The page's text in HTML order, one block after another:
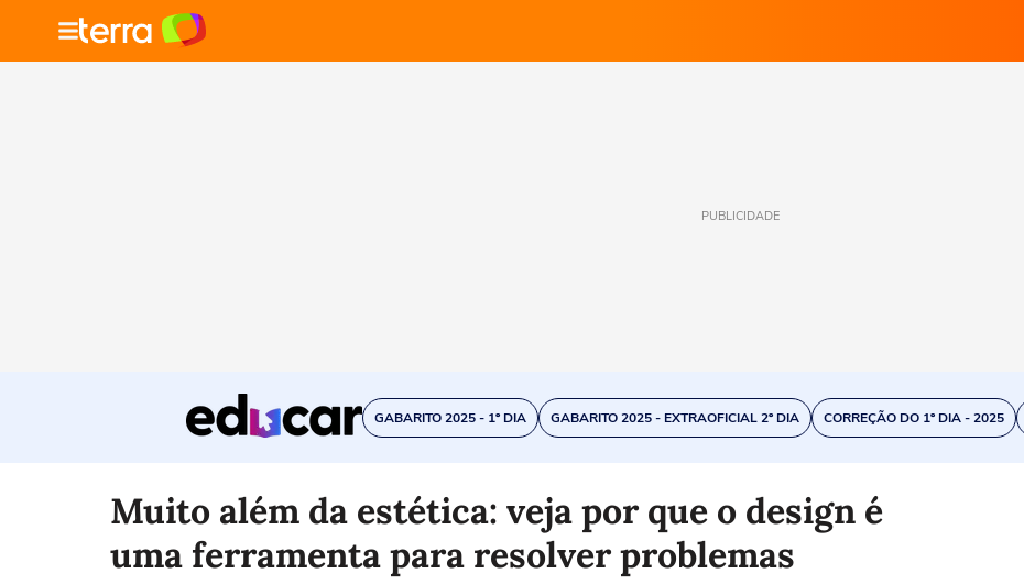
PUBLICIDADE
GABARITO 2025 - 1º DIA GABARITO 2025 - EXTRAOFICIAL 2º DIA CORREÇÃO DO 1º DIA - 2025
Muito além da estética: veja por que o design é
uma ferramenta para resolver problemas